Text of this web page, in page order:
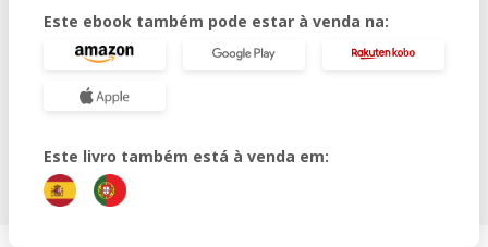
Este ebook também pode estar à venda na:
Este livro também está à venda em: